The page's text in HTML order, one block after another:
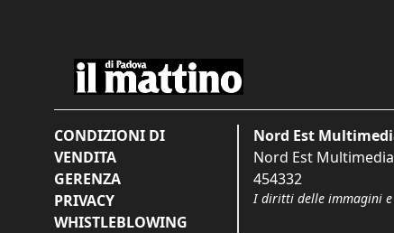
CONDIZIONI DI
VENDITA
GERENZA
PRIVACY
WHISTLEBLOWING
Nord Est
Nord Est Multimedia
454332
I diritti delle immagini e